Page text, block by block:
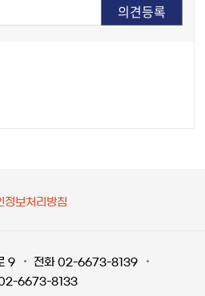
정보처리방침
9
전화 02-6673-8139
6673-8133